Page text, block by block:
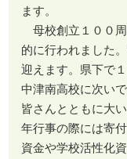
ます。
母校創立１００
的に行われました
迎えます。県下で
中津南高校に次い
皆さんとともに大
年行事の際には寄
資金や学校活性化